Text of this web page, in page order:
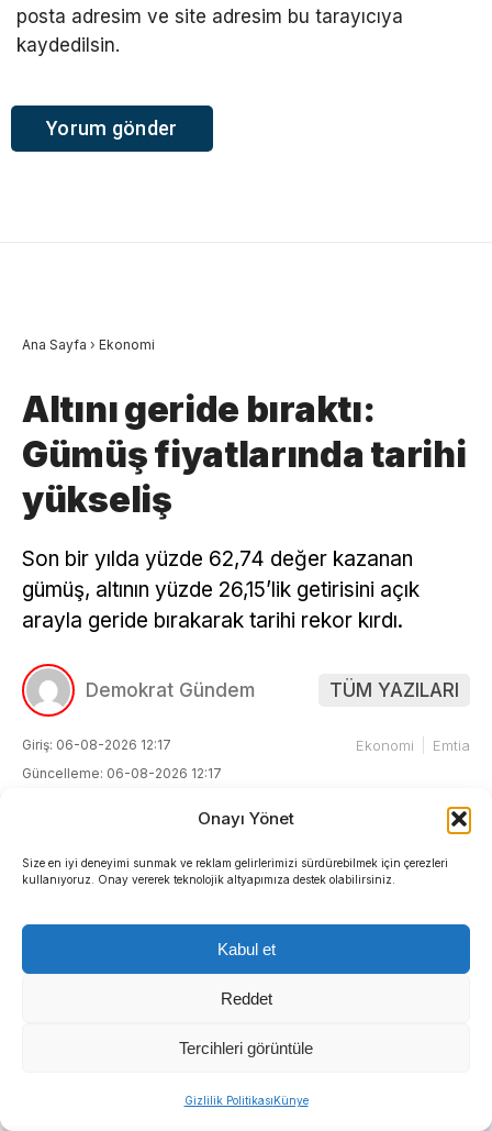
Onayı Yönet
Size en iyi deneyimi sunmak ve reklam gelirlerimizi sürdürebilmek için çerezleri
kullanıyoruz. Onay vererek teknolojik altyapımıza destek olabilirsiniz.
Kabul et
Reddet
Tercihleri görüntüle
Gizlilik PolitikasıKünye
posta adresim ve site adresim bu tarayıcıya
kaydedilsin.
Ana Sayfa › Ekonomi
Altını geride bıraktı:
Gümüş fiyatlarında tarihi
yükseliş
Son bir yılda yüzde 62,74 değer kazanan
gümüş, altının yüzde 26,15’lik getirisini açık
arayla geride bırakarak tarihi rekor kırdı.
Demokrat Gündem TÜM YAZILARI
Giriş: 06-08-2026 12:17
Güncelleme: 06-08-2026 12:17
Ekonomi Emtia